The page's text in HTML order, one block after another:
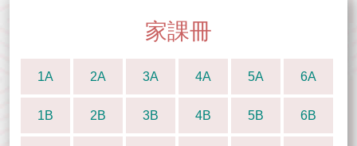
家課冊
1A 2A 3A 4A 5A 6A
1B 2B 3B 4B 5B 6B